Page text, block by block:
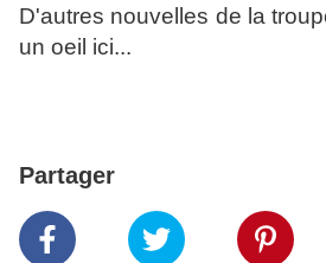
D'autres nouvelles de la
un oeil ici...
Partager